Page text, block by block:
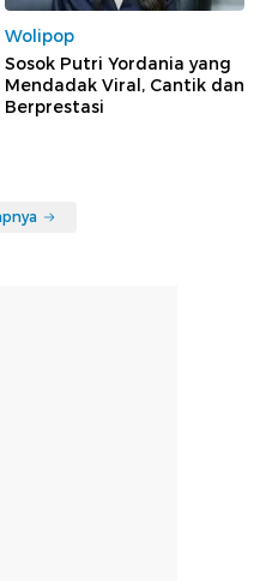
Wolipop
Sosok Putri Yordania yang
Mendadak Viral, Cantik dan
Berprestasi